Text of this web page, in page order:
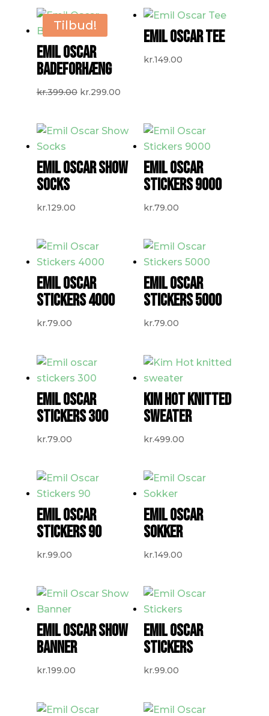
Tilbud!
EMIL OSCAR
BADEFORHÆNG
kr.399.00 Den
kr.299.00Den
EMIL OSCAR TEE
kr.149.00
EMIL OSCAR SHOW
SOCKS
kr.129.00
EMIL OSCAR
STICKERS 9000
kr.79.00
EMIL OSCAR
STICKERS 4000
kr.79.00
EMIL OSCAR
STICKERS 5000
kr.79.00
EMIL OSCAR
STICKERS 300
kr.79.00
KIM HOT KNITTED
SWEATER
kr.499.00
EMIL OSCAR
STICKERS 90
kr.99.00
EMIL OSCAR
SOKKER
kr.149.00
EMIL OSCAR SHOW
BANNER
kr.199.00
EMIL OSCAR
STICKERS
kr.99.00